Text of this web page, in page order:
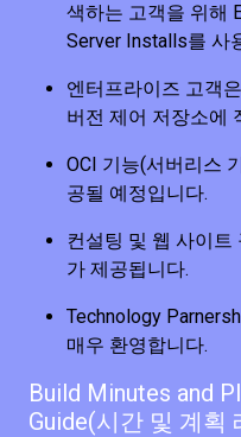
색하는 고객을 위해
Server Installs를 사
엔터프라이즈 고객
버전 제어 저장소에
OCI 기능(서버리스
공될 예정입니다.
컨설팅 및 웹 사이트
가 제공됩니다.
Technology
매우 환영합니다.
Build Minutes and
Guide(시간 및 계획